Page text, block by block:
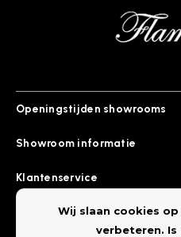
Showroom informatie
Openingstijden showrooms
Klantenservice
CategorieenWij slaan cookies
verbeteren.